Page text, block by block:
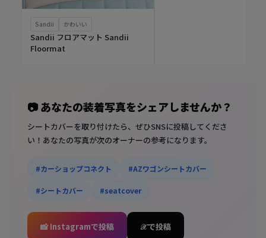
Sandii かわいい
Sandii フロアマット Sandii
Floormat
📷 あなたの装着写真をシェアしませんか？
シートカバーを取り付けたら、ぜひSNSに投稿してくださ
い！あなたの写真が次のオーナーの参考になります。
#カーショップコネクト #AZワゴンシートカバー
#シートカバー #seatcover
📸 Instagramで投稿 𝒳 で投稿